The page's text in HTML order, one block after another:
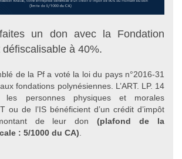
un don avec la Fondation
à 40%.
de la Pf a voté la loi du pays n°2016-31
fondations polynésiennes. L’ART. LP. 14
personnes physiques et morales
ou de l’IS bénéficient d’un crédit d’impôt
de leur don(plafond de la
: 5/1000 du CA).